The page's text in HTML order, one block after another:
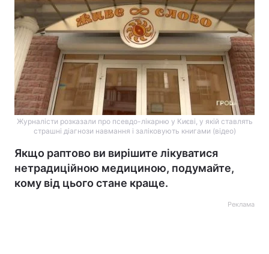
Журналісти розказали про псевдо-лікарню у Києві, у якій ставлять
страшні діагнози навмання і заліковують книгами (відео)
Якщо раптово ви вирішите лікуватися
нетрадиційною медициною, подумайте,
кому від цього стане краще.
Реклама